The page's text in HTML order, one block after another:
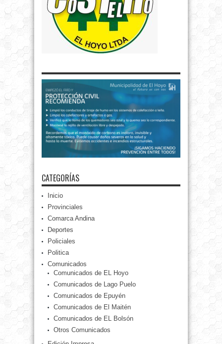
CATEGORÍAS
Inicio
Provinciales
Comarca Andina
Deportes
Policiales
Politica
Comunicados
Comunicados de EL Hoyo
Comunicados de Lago Puelo
Comunicados de Epuyén
Comunicados de El Maitén
Comunicados de EL Bolsón
Otros Comunicados